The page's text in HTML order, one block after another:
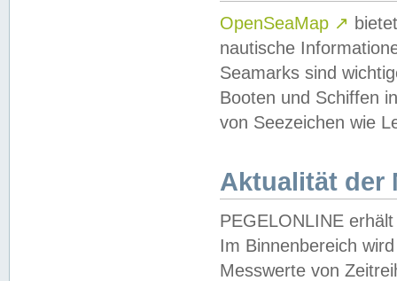
OpenSeaMap ↗
nautische
Seamarks sind
Booten und Schiffen
von Seezeichen wie
Aktualität der
PEGELONLINE
Im Binnenbereich
Messwerte von